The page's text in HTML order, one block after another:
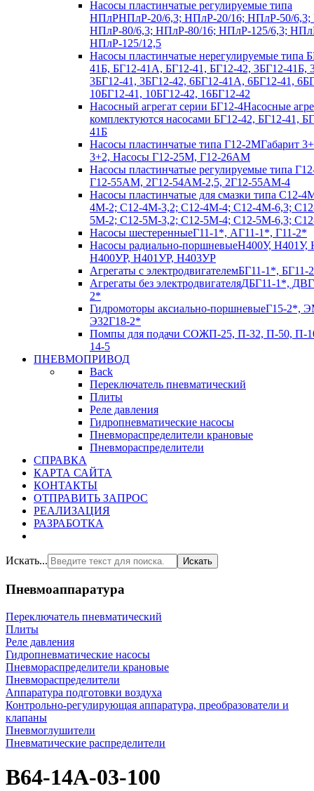
Насосы пластинчатые регулируемые типа
НПлРНПлР-20/6,3; НПлР-20/16; НПлР-50/6,3;
НПлР-80/6,3; НПлР-80/16; НПлР-125/6,3;
НПлР-125/12,5
Насосы пластинчатые нерегулируемые типа
41Б, БГ12-41А, БГ12-41, БГ12-42, 3БГ12-41Б,
3БГ12-41, 3БГ12-42, 6БГ12-41А, 6БГ12-41,
10БГ12-41, 10БГ12-42, 16БГ12-42
Насосный агрегат серии БГ12-4Насосные
комплектуются насосами БГ12-42, БГ12-41,
41Б
Насосы пластинчатые типа Г12-2МГабарит
3+2, Насосы Г12-25М, Г12-26АМ
Насосы пластинчатые регулируемые типа
Г12-55АМ, 2Г12-54АМ-2,5, 2Г12-55АМ-4
Насосы пластинчатые для смазки типа C12-
4М-2; С12-4М-3,2; С12-4М-4; С12-4М-6,3;
5М-2; С12-5М-3,2; С12-5М-4; С12-5М-6,3;
Насосы шестеренныеГ11-1*, АГ11-1*, Г11-2*
Насосы радиально-поршневыеН400У, Н401У,
Н400УР, Н401УР, Н403УР
Агрегаты с электродвигателемБГ11-1*, БГ11-
Агрегаты без электродвигателяДБГ11-1*,
2*
Гидромоторы аксиально-поршневыеГ15-2*,
Э32Г18-2*
Помпы для подачи СОЖП-25, П-32, П-50, П-
14-5
ПНЕВМОПРИВОД
Back
Переключатель пневматический
Плиты
Реле давления
Гидропневматические насосы
Пневмораспределители крановые
Пневмораспределители
СПРАВКА
КАРТА САЙТА
КОНТАКТЫ
ОТПРАВИТЬ ЗАПРОС
РЕАЛИЗАЦИЯ
РАЗРАБОТКА
Искать... Искать
Пневмоаппаратура
Переключатель пневматический
Плиты
Реле давления
Гидропневматические насосы
Пневмораспределители крановые
Пневмораспределители
Аппаратура подготовки воздуха
Контрольно-регулирующая аппаратура, преобразователи и
клапаны
Пневмоглушители
Пневматические распределители
В64-14А-03-100